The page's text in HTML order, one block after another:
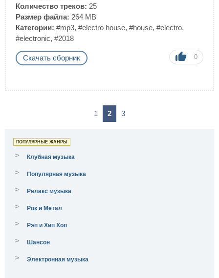
Количество треков: 25
Размер файла: 264 MB
Категории: #mp3, #electro house, #house, #electro,
#electronic, #2018
Скачать сборник 0
1 2 3
ПОПУЛЯРНЫЕ ЖАНРЫ
> Клубная музыка
> Популярная музыка
> Релакс музыка
> Рок и Метал
> Рэп и Хип Хоп
> Шансон
> Электронная музыка